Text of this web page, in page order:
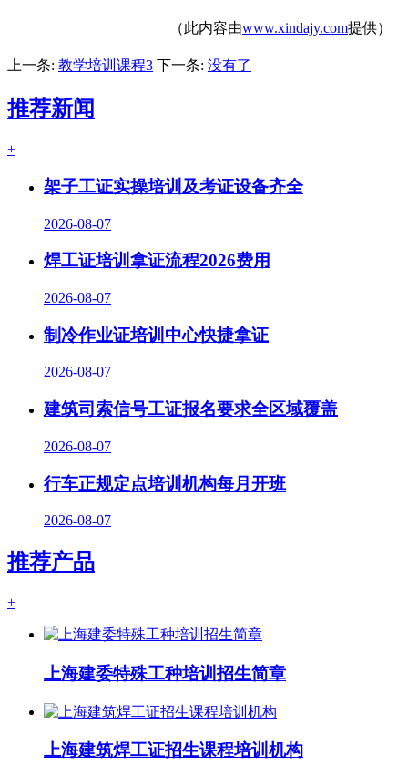
（此内容由www.xindajy.com提供）
上一条: 教学培训课程3 下一条: 没有了
推荐新闻
+
架子工证实操培训及考证设备齐全
2026-08-07
焊工证培训拿证流程2026费用
2026-08-07
制冷作业证培训中心快捷拿证
2026-08-07
建筑司索信号工证报名要求全区域覆盖
2026-08-07
行车正规定点培训机构每月开班
2026-08-07
推荐产品
+
上海建委特殊工种培训招生简章
上海建筑焊工证招生课程培训机构